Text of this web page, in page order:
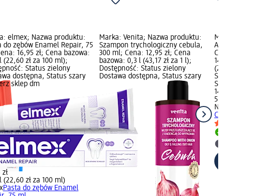
elmex; Nazwa produktu:
do zębów Enamel Repair, 75
16,95 zł; Cena bazowa:
(22,60 zł za 100 ml);
Status zielony
dostępna, Status szary
sklep dm
(22,60 zł za 100 ml)
Pasta do zębów Enamel
Marka: Venita; Nazwa produktu:
Szampon trychologiczny cebula,
300 ml; Cena: 12,95 zł; Cena
bazowa: 0,3 l (43,17 zł za 1 l);
Dostępność: Status zielony
Dostawa dostępna, Status szary
Marka:
Control
14,95 zł;
(29,90 zł
Status
Status
14,95 zł
50 ml
NIVEA
Control